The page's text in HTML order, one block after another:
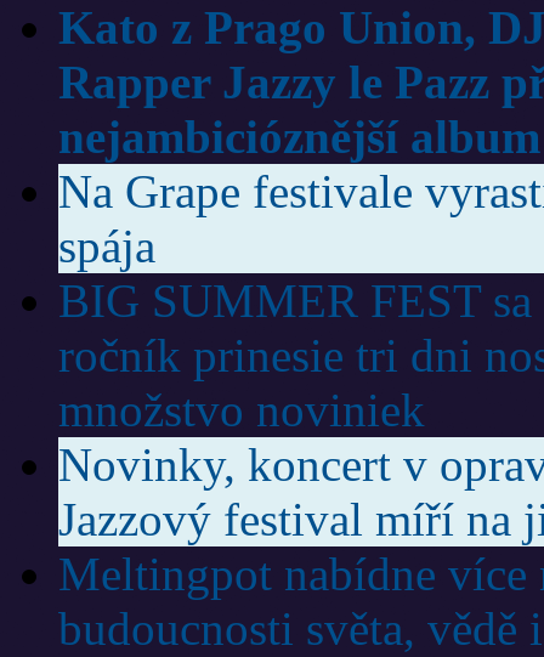
Kato z Prago Union,
Rapper Jazzy le Pazz
nejambicióznější album
Na Grape festivale
spája
BIG SUMMER FEST
ročník prinesie tri dni
množstvo noviniek
Novinky, koncert v
Jazzový festival míří na
Meltingpot nabídne více
budoucnosti světa,